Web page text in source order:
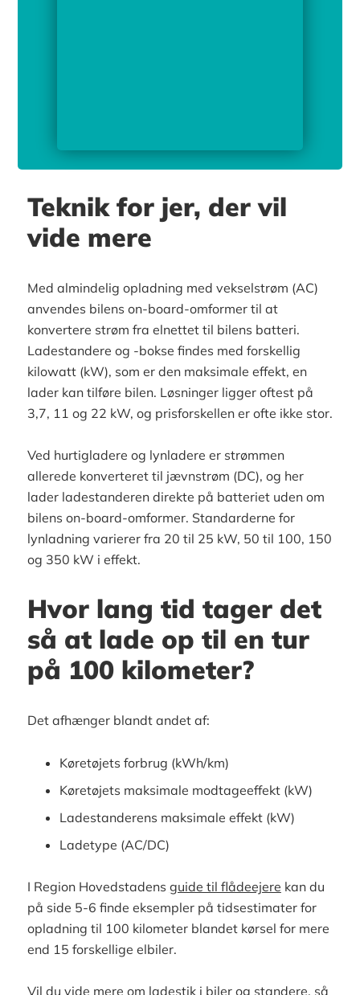
Teknik for jer, der vil
vide mere
Med almindelig opladning med vekselstrøm (AC)
anvendes bilens on-board-omformer til at
konvertere strøm fra elnettet til bilens batteri.
Ladestandere og -bokse findes med forskellig
kilowatt (kW), som er den maksimale effekt, en
lader kan tilføre bilen. Løsninger ligger oftest på
3,7, 11 og 22 kW, og prisforskellen er ofte ikke stor.
Ved hurtigladere og lynladere er strømmen
allerede konverteret til jævnstrøm (DC), og her
lader ladestanderen direkte på batteriet uden om
bilens on-board-omformer. Standarderne for
lynladning varierer fra 20 til 25 kW, 50 til 100, 150
og 350 kW i effekt.
Hvor lang tid tager det
så at lade op til en tur
på 100 kilometer?
Det afhænger blandt andet af:
Køretøjets forbrug (kWh/km)
Køretøjets maksimale modtageeffekt (kW)
Ladestanderens maksimale effekt (kW)
Ladetype (AC/DC)
I Region Hovedstadens guide til flådeejere kan du
på side 5-6 finde eksempler på tidsestimater for
opladning til 100 kilometer blandet kørsel for mere
end 15 forskellige elbiler.
Vil du vide mere om ladestik i biler og standere, så